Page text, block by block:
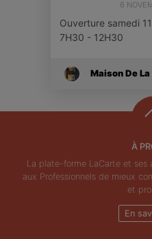
6
Ouverture samedi
7H30 - 12H30
Maison De
À
La plate-forme LaCarte et
aux Professionnels de mieux
et
En